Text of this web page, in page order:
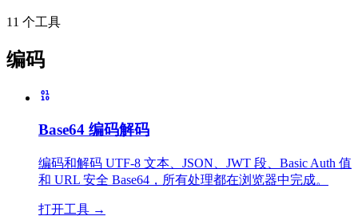
11 个工具
编码
Base64 编码解码
编码和解码 UTF-8 文本、JSON、JWT 段、Basic Auth 值
和 URL 安全 Base64，所有处理都在浏览器中完成。
打开工具 →